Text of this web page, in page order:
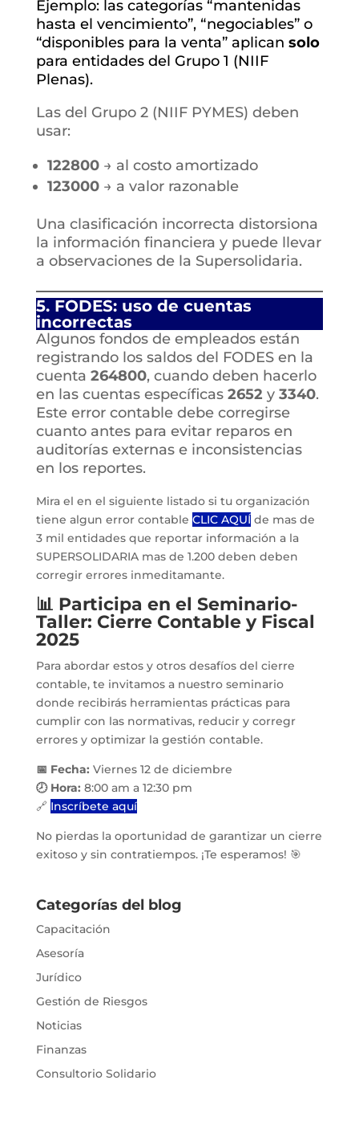
Ejemplo: las categorías “mantenidas
hasta el vencimiento”, “negociables” o
“disponibles para la venta” aplican solo
para entidades del Grupo 1 (NIIF
Plenas).
Las del Grupo 2 (NIIF PYMES) deben
usar:
122800→ al costo amortizado
123000→ a valor razonable
Una clasificación incorrecta distorsiona
la información financiera y puede llevar
a observaciones de la Supersolidaria.
5. FODES: uso de cuentas
incorrectas
Algunos fondos de empleados están
registrando los saldos del FODES en la
cuenta 264800, cuando deben hacerlo
en las cuentas específicas 2652 y 3340.
Este error contable debe corregirse
cuanto antes para evitar reparos en
auditorías externas e inconsistencias
en los reportes.
Mira el en el siguiente listado si tu organización
tiene algun error contable CLIC AQUÍ de mas de
3 mil entidades que reportar información a la
SUPERSOLIDARIA mas de 1.200 deben deben
corregir errores inmeditamante.
📊 Participa en el Seminario-
Taller: Cierre Contable y Fiscal
2025
Para abordar estos y otros desafíos del cierre
contable, te invitamos a nuestro seminario
donde recibirás herramientas prácticas para
cumplir con las normativas, reducir y corregr
errores y optimizar la gestión contable.
📅 Fecha: Viernes 12 de diciembre
🕗 Hora: 8:00 am a 12:30 pm
🔗 Inscríbete aquí
No pierdas la oportunidad de garantizar un cierre
exitoso y sin contratiempos. ¡Te esperamos! 🎯
Categorías del blog
Capacitación
Asesoría
Jurídico
Gestión de Riesgos
Noticias
Finanzas
Consultorio Solidario